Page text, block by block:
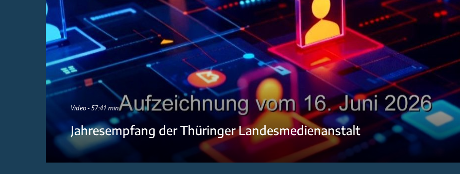
Video - 57:41 min
Jahresempfang der Thüringer Landesmedienanstalt